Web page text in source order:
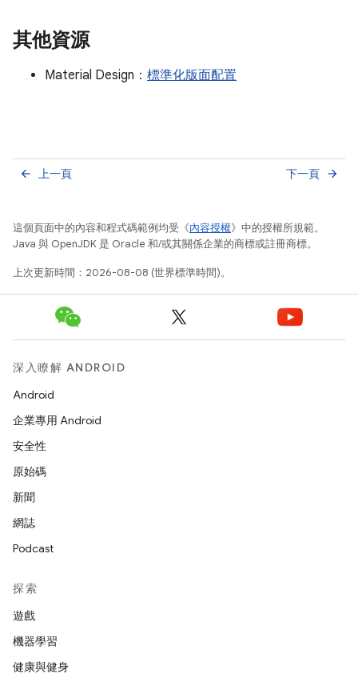
其他資源
Material Design： 標準化版面配置
上一頁
arrow_back 下一頁 arrow_forward
這個頁面中的內容和程式碼範例均受《內容授權》中的授權所規範。
Java 與 OpenJDK 是 Oracle 和/或其關係企業的商標或註冊商標。
上次更新時間：2026-08-08 (世界標準時間)。
深入瞭解 ANDROID
Android
企業專用 Android
安全性
原始碼
新聞
網誌
Podcast
探索
遊戲
機器學習
健康與健身